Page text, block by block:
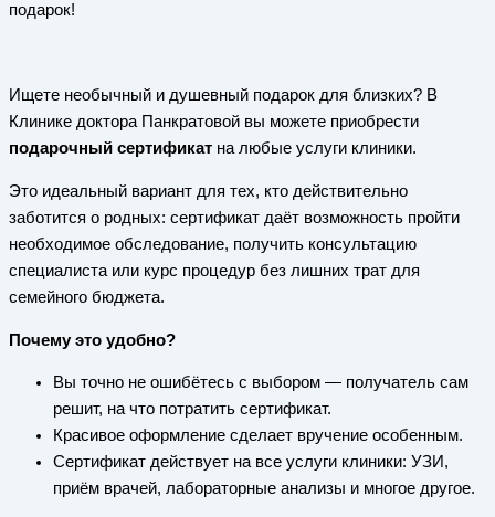
подарок!
Ищете необычный и душевный подарок для близких? В
Клинике доктора Панкратовой вы можете приобрести
подарочный сертификат на любые услуги клиники.
Это идеальный вариант для тех, кто действительно
заботится о родных: сертификат даёт возможность пройти
необходимое обследование, получить консультацию
специалиста или курс процедур без лишних трат для
семейного бюджета.
Почему это удобно?
Вы точно не ошибётесь с выбором — получатель сам
решит, на что потратить сертификат.
Красивое оформление сделает вручение особенным.
Сертификат действует на все услуги клиники: УЗИ,
приём врачей, лабораторные анализы и многое другое.